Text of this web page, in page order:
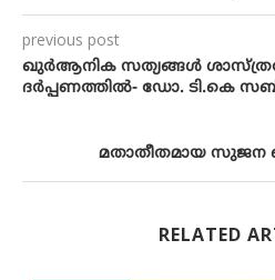
previous post
ഖുർആനിക സത്യങ്ങൾ
ദർപ്പണത്തിൽ- ഡോ. ടി.കെ
മതാതീതമായ സുജന
RELATED